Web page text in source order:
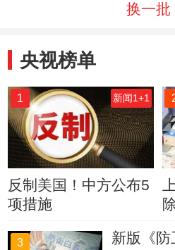
换一批
央视榜单
1 新闻1+1
反制美国！中方公布5
项措施
3 新版《